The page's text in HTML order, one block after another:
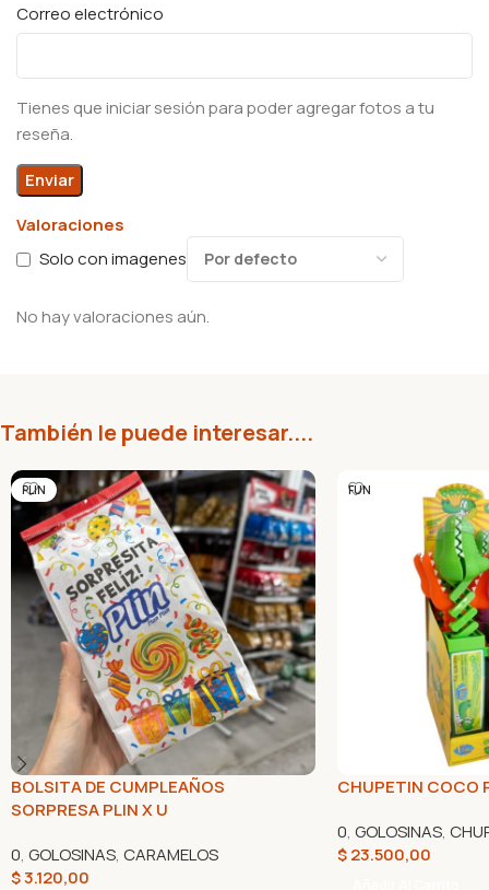
Valoraciones
Solo con imagenes
No hay valoraciones aún.
Correo electrónico
Tienes que iniciar sesión para poder agregar fotos a tu
reseña.
También le puede interesar....
PLIN
BOLSITA DE CUMPLEAÑOS
SORPRESA PLIN X U
0, GOLOSINAS, CARAMELOS
$3.120,00
FUN
CHUPETIN COCO
0, GOLOSINAS,
$23.500,00